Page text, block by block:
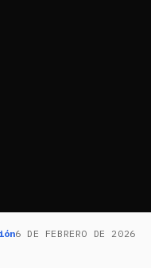
6 DE FEBRERO DE 2026